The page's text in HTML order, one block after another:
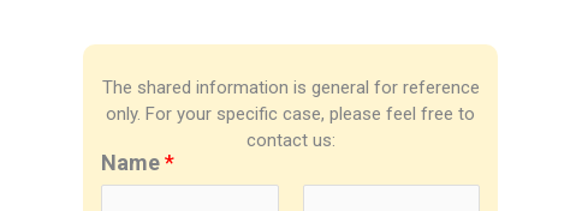
The shared information is general for reference
only. For your specific case, please feel free to
contact us:
Name*